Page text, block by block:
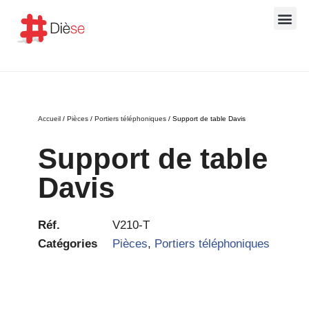
Accueil / Pièces / Portiers téléphoniques / Support de table Davis
Support de table
Davis
Réf.
V210-T
Catégories
Pièces, Portiers téléphoniques